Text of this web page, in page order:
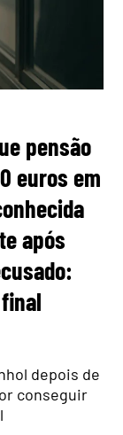
pensão
euros em
após
depois de
conseguir